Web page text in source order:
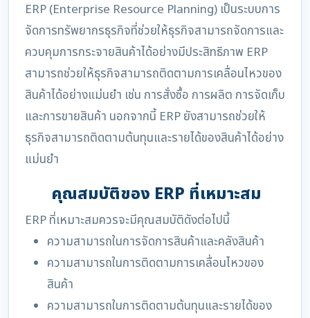
ERP (Enterprise Resource Planning) เป็นระบบการ
จัดการทรัพยากรธุรกิจที่ช่วยให้ธุรกิจสามารถจัดการและ
ควบคุมการกระจายสินค้าได้อย่างมีประสิทธิภาพ ERP
สามารถช่วยให้ธุรกิจสามารถติดตามการเคลื่อนไหวของ
สินค้าได้อย่างแม่นยำ เช่น การสั่งซื้อ การผลิต การจัดเก็บ
และการขายสินค้า นอกจากนี้ ERP ยังสามารถช่วยให้
ธุรกิจสามารถติดตามต้นทุนและรายได้ของสินค้าได้อย่าง
แม่นยำ
คุณสมบัติของ ERP ที่เหมาะสม
ERP ที่เหมาะสมควรจะมีคุณสมบัติดังต่อไปนี้
ความสามารถในการจัดการสินค้าและคลังสินค้า
ความสามารถในการติดตามการเคลื่อนไหวของ
สินค้า
ความสามารถในการติดตามต้นทุนและรายได้ของ